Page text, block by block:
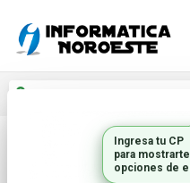
Componentes
Ingresa tu CP
para
opciones de